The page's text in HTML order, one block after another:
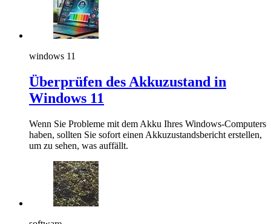
windows 11
Überprüfen des Akkuzustand in
Windows 11
Wenn Sie Probleme mit dem Akku Ihres Windows-Computers
haben, sollten Sie sofort einen Akkuzustandsbericht erstellen,
um zu sehen, was auffällt.